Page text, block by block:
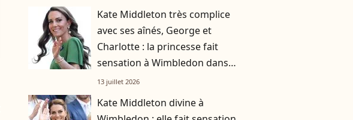
Kate Middleton très complice
avec ses aînés, George et
Charlotte : la princesse fait
sensation à Wimbledon dans
une robe vert olive
13 juillet 2026
Kate Middleton divine à